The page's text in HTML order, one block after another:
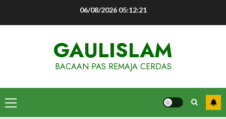
06/08/2026 05:12:22
GAULISLAM
BACAAN PAS REMAJA CERDAS
Primary
Menu